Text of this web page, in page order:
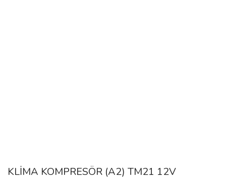
KLİMA KOMPRESÖR (A2) TM21 12V